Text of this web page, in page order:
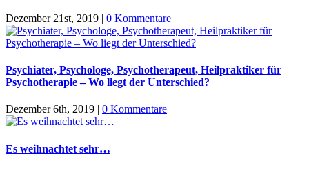
Dezember 21st, 2019 | 0 Kommentare
Psychiater, Psychologe, Psychotherapeut, Heilpraktiker für
Psychotherapie – Wo liegt der Unterschied?
Dezember 6th, 2019 0 Kommentare
Es weihnachtet sehr…